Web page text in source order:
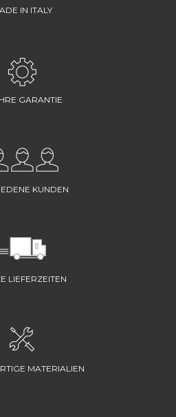
IN ITALY
GARANTIE
KUNDEN
LIEFERZEITEN
MATERIALIEN